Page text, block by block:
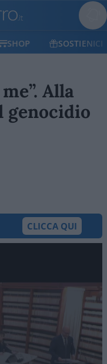
SHOP SOSTIENICI
Alla
genocidio
CLICCA QUI